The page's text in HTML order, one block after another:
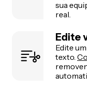
sua
real.
Edite
Edite
texto.